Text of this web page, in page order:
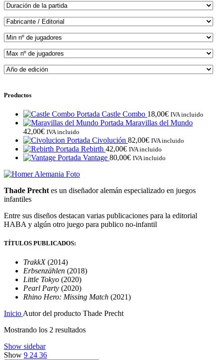
Productos
Castle Combo 18,00€ IVA incluido
Maravillas del Mundo
42,00€ IVA incluido
Civolución 82,00€ IVA incluido
Rebirth 42,00€ IVA incluido
Vantage 80,00€ IVA incluido
Thade Precht es un diseñador alemán especializado en juegos
infantiles
Entre sus diseños destacan varias publicaciones para la editorial
HABA y algún otro juego para publico no-infantil
TÍTULOS PUBLICADOS:
TrakkX(2014)
Erbsenzählen (2018)
Little Tokyo (2020)
Pearl Party (2020)
Rhino Hero: Missing Match (2021)
Inicio Autor del producto Thade Precht
Mostrando los 2 resultados
Show sidebar
Show 9 24 36